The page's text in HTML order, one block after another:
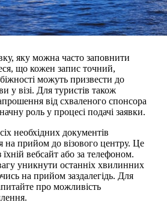
яку можна часто заповнити
що кожен запис точний,
можуть призвести до
у візі. Для туристів також
від схваленого спонсора
роль у процесі подачі заявки.
необхідних документів
на прийом до візового центру. Це
вебсайт або за телефоном.
уникнути останніх хвилинних
на прийом заздалегідь. Для
про можливість